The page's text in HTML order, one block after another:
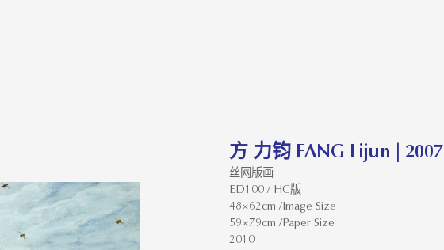
方 力钧 FANG Lijun | 2007
丝网版画
ED100 / HC版
48×62cm /Image Size
59×79cm /Paper Size
2010